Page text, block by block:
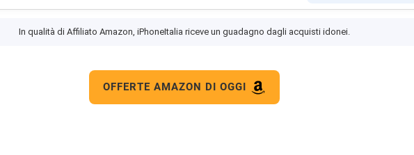
In qualità di Affiliato Amazon, iPhoneItalia riceve un guadagno dagli acquisti idonei.
OFFERTE AMAZON DI OGGI